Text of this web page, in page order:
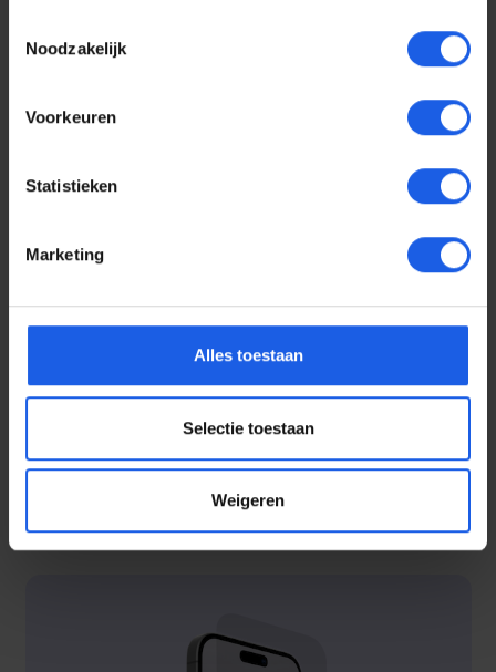
Noodzakelijk
Voorkeuren
Statistieken
Marketing
Alles toestaan
Selectie toestaan
Weigeren
Voor elke telefoon een
oortje